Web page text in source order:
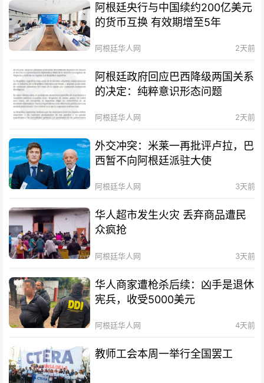
阿根廷央行与中国续约200亿美元
的货币互换 有效期增至5年
阿根廷华人网 2天前
阿根廷政府回应巴西降级两国关系
的决定：纯粹意识形态问题
阿根廷华人网 2天前
外交冲突：米莱一再批评卢拉，巴
西暂不向阿根廷派驻大使
阿根廷华人网 3天前
华人超市发生火灾 丢弃商品遭民
众疯抢
阿根廷华人网 3天前
华人商家遭枪杀后续：凶手是退休
宪兵，收受5000美元
阿根廷华人网 4天前
教师工会本周一举行全国罢工